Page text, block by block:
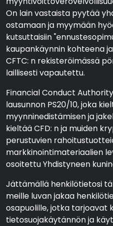
On lain vastaista pyytää
ostamaan ja myymään
kutsuttaisiin
kaupankäynnin kohteena
CFTC: n rekisteröimässä
laillisesti vapautettu.
Financial Conduct
lausunnon PS20/10, joka
myynninedistämisen ja
kieltää CFD: n ja muiden
perustuvien
markkinointimateriaalien
osoitettu Yhdistyneen
Jättämällä henkilötietosi
meille luvan jakaa
osapuolille, jotka tarjoavat
tietosuojakäytännön ja